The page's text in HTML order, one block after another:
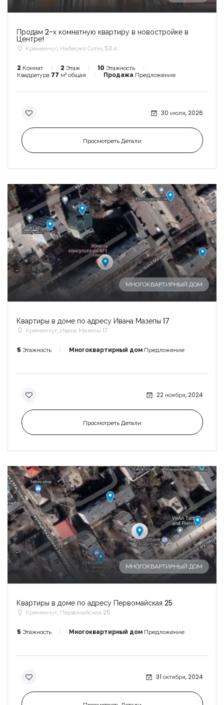
Продам 2-х комнатную квартиру в новостройке в
Центре!
Кременчуг, Небесної Сотні, 53 А.
2 Комнат 2 Этаж 10 Этажность
Квадратура 77 м² общая Продажа Предложение
30 июля, 2026
Просмотреть Детали
-
МНОГОКВАРТИРНЫЙ ДОМ
Квартиры в доме по адресу Ивана Мазепы 17
Кременчуг, Ивана Мазепы 17
5 Этажность Многоквартирный дом Предложение
22 ноября, 2024
Просмотреть Детали
-
МНОГОКВАРТИРНЫЙ ДОМ
Квартиры в доме по адресу Первомайская 25
Кременчуг, Первомайская 25
5 Этажность Многоквартирный дом Предложение
31 октября, 2024